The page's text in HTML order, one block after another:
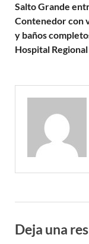
Salto Grande
Contenedor con
y baños
Hospital
Deja una